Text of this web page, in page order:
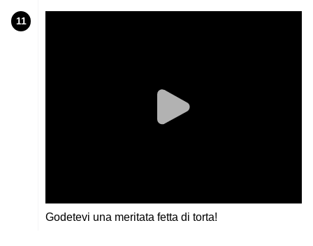
11
Godetevi una meritata fetta di torta!